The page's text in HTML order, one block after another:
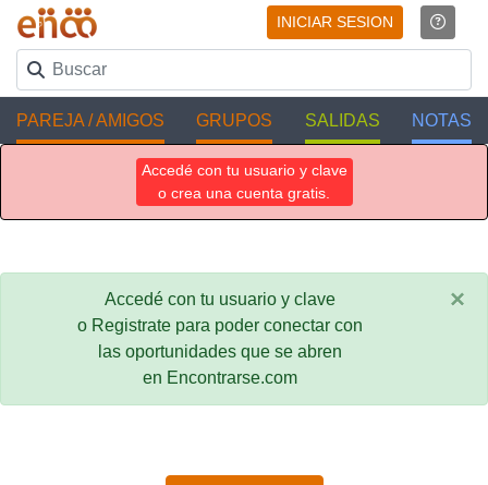
INICIAR SESION
PAREJA / AMIGOS GRUPOS SALIDAS NOTAS
Accedé con tu usuario y clave
o crea una cuenta gratis.
Accedé con tu usuario y clave
o Registrate para poder conectar con
las oportunidades que se abren
en Encontrarse.com
×